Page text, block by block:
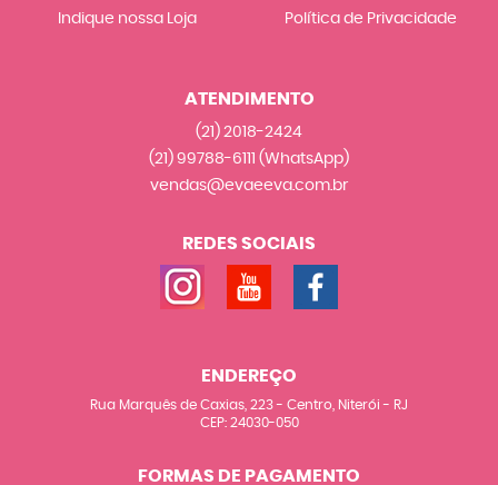
Indique nossa Loja Política de Privacidade
ATENDIMENTO
(21) 2018-2424
(21) 99788-6111 (WhatsApp)
vendas@evaeeva.com.br
REDES SOCIAIS
ENDEREÇO
Rua Marquês de Caxias, 223- Centro, Niterói - RJ
CEP: 24030-050
FORMAS DE PAGAMENTO